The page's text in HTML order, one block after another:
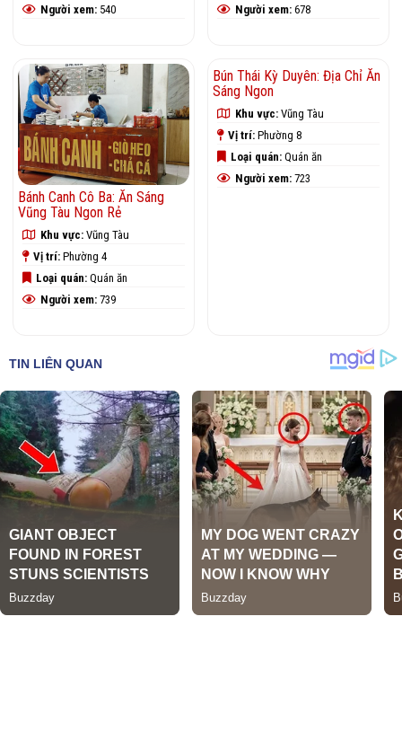
Người xem: 540
Người xem: 678
Bánh Canh Cô Ba: Ăn Sáng
Vũng Tàu Ngon Rẻ
Khu vực: Vũng Tàu
Vị trí: Phường 4
Loại quán: Quán ăn
Người xem: 739